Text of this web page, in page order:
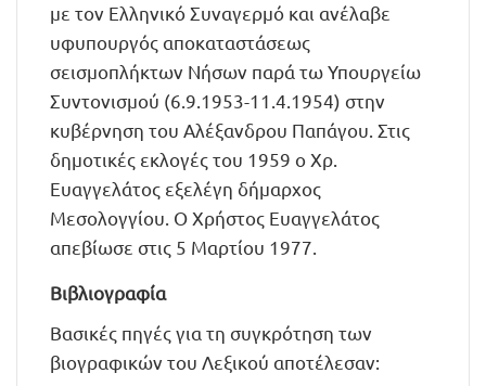
με τον Ελληνικό Συναγερμό και ανέλαβε
υφυπουργός αποκαταστάσεως
σεισμοπλήκτων Νήσων παρά τω Υπουργείω
Συντονισμού (6.9.1953-11.4.1954) στην
κυβέρνηση του Αλέξανδρου Παπάγου. Στις
δημοτικές εκλογές του 1959 ο Χρ.
Ευαγγελάτος εξελέγη δήμαρχος
Μεσολογγίου. Ο Χρήστος Ευαγγελάτος
απεβίωσε στις 5 Μαρτίου 1977.
Βιβλιογραφία
Βασικές πηγές για τη συγκρότηση των
βιογραφικών του Λεξικού αποτέλεσαν: